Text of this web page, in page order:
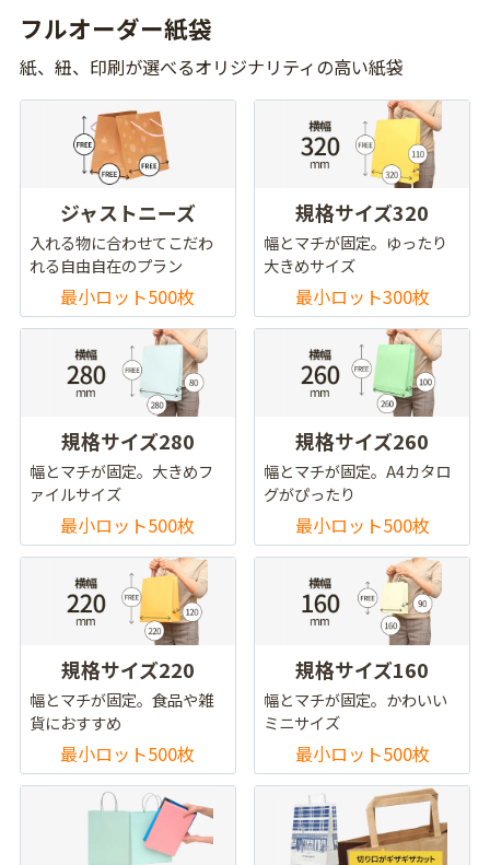
フルオーダー紙袋
紙、紐、印刷が選べるオリジナリティの高い紙袋
ジャストニーズ
入れる物に合わせてこだわ
れる自由自在のプラン
最小ロット500枚
規格サイズ320
幅とマチが固定。ゆったり
大きめサイズ
最小ロット300枚
規格サイズ280
幅とマチが固定。大きめフ
ァイルサイズ
最小ロット500枚
規格サイズ260
幅とマチが固定。A4カタロ
グがぴったり
最小ロット500枚
規格サイズ220
幅とマチが固定。食品や雑
貨におすすめ
最小ロット500枚
規格サイズ160
幅とマチが固定。かわいい
ミニサイズ
最小ロット500枚